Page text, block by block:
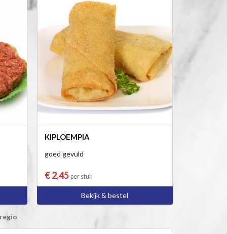
KIPLOEMPIA
goed gevuld
€ 2,45 per stuk
Bekijk & bestel